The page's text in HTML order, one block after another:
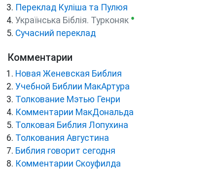
Переклад Куліша та Пулюя
Українська Біблія. Турконяк ●
Сучасний переклад
Комментарии
Новая Женевская Библия
Учебной Библии МакАртура
Толкование Мэтью Генри
Комментарии МакДональда
Толковая Библия Лопухина
Толкования Августина
Библия говорит сегодня
Комментарии Скоуфилда